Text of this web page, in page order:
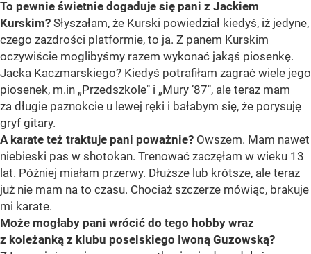
To pewnie świetnie dogaduje się pani z Jackiem
Kurskim? Słyszałam, że Kurski powiedział kiedyś, iż jedyne,
czego zazdrości platformie, to ja. Z panem Kurskim
oczywiście moglibyśmy razem wykonać jakąś piosenkę.
Jacka Kaczmarskiego? Kiedyś potrafiłam zagrać wiele jego
piosenek, m.in „Przedszkole" i „Mury ’87", ale teraz mam
za długie paznokcie u lewej ręki i bałabym się, że porysuję
gryf gitary.
A karate też traktuje pani poważnie? Owszem. Mam nawet
niebieski pas w shotokan. Trenować zaczęłam w wieku 13
lat. Później miałam przerwy. Dłuższe lub krótsze, ale teraz
już nie mam na to czasu. Chociaż szczerze mówiąc, brakuje
mi karate.
Może mogłaby pani wrócić do tego hobby wraz
z koleżanką z klubu poselskiego Iwoną Guzowską?